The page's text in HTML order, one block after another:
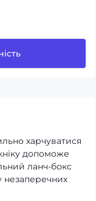
харчуватися
допоможе
ланч-бокс
незаперечних